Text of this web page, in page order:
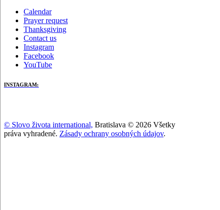
Calendar
Prayer request
Thanksgiving
Contact us
Instagram
Facebook
YouTube
INSTAGRAM:
© Slovo života international, Bratislava © 2026 Všetky
práva vyhradené. Zásady ochrany osobných údajov.